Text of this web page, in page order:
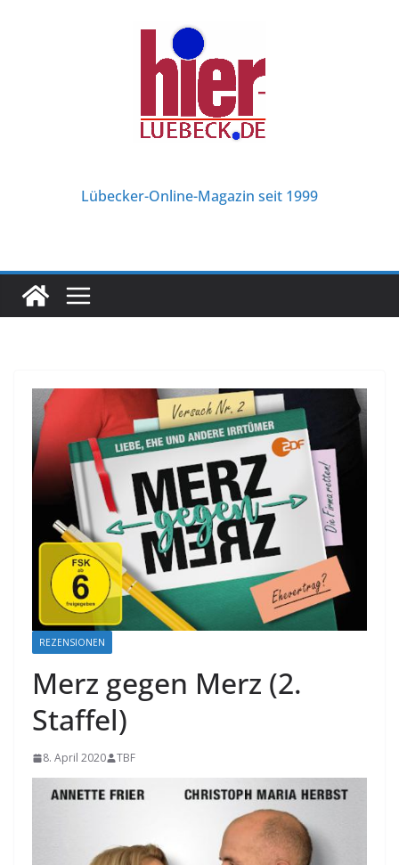
Lübecker-Online-Magazin seit 1999
REZENSIONEN
Merz gegen Merz (2.
Staffel)
8. April 2020 TBF